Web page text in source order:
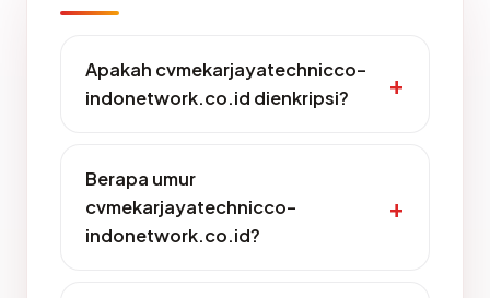
Apakah cvmekarjayatechnicco-
indonetwork.co.id dienkripsi?
Berapa umur
cvmekarjayatechnicco-
indonetwork.co.id?